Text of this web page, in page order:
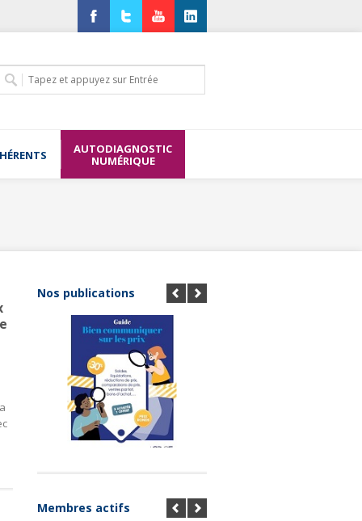
AUTODIAGNOSTIC
NUMÉRIQUE
Nos publications
Membres actifs